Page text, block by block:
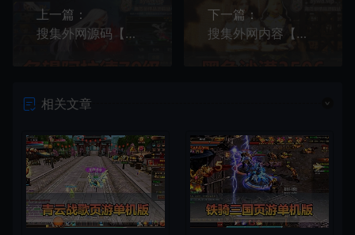
上一篇：
搜集外网源码【阿拉德之名望阿拉德70级60帧无限制版】linux手工外网端+架设视频教程+开服清档+运营后台+授权GM后台+双端
下一篇：
搜集外网内容【黑色沙漠】3506源码手工端+虚拟机一键端配套视频和文本教学交易所 黑精灵游戏 工会排名
相关文章